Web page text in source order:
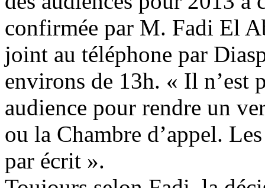
confirmée par M. Fadi El
joint au téléphone par
environs de 13h. « Il n’est
audience pour rendre un
ou la Chambre d’appel.
par écrit ».